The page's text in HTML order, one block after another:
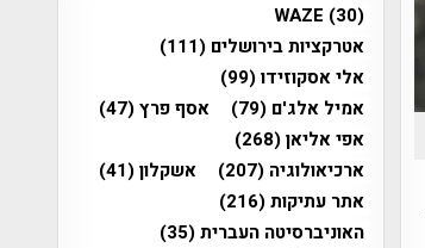
WAZE (30)
אטרקציות בירושלים (111)
אלי אסקוזידו(99)
אמיל אלג'ם (79) אסף פרץ(47)
אפי אליאן(268)
ארכיאולוגיה (207) אשקלון(41)
אתר עתיקות(216)
האוניברסיטה העברית(35)